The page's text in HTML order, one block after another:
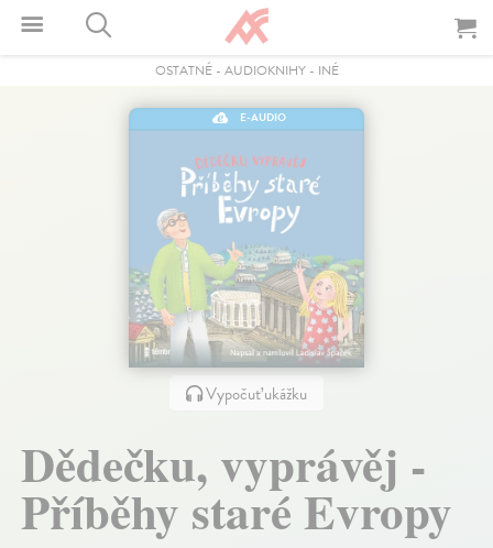
OSTATNÉ- AUDIOKNIHY- INÉ
E-AUDIO
Vypočuť ukážku
Dědečku, vyprávěj -
Příběhy staré Evropy